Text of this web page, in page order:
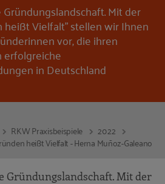
Mit der
heißt Vielfalt" stellen wir Ihnen
vor, die ihren
in Deutschland
RKW Praxisbeispiele
2022
heißt Vielfalt - Herna Muñoz-Galeano
Gründungslandschaft. Mit der